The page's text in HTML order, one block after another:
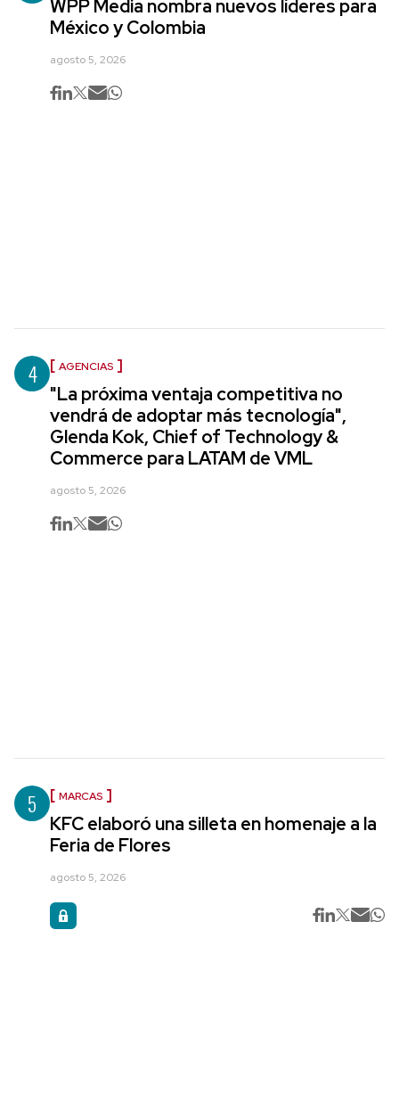
WPP Media nombra nuevos líderes para
México y Colombia
agosto 5, 2026
4 AGENCIAS
"La próxima ventaja competitiva no
vendrá de adoptar más tecnología",
Glenda Kok, Chief of Technology &
Commerce para LATAM de VML
agosto 5, 2026
5 MARCAS
KFC elaboró una silleta en homenaje a la
Feria de Flores
agosto 5, 2026